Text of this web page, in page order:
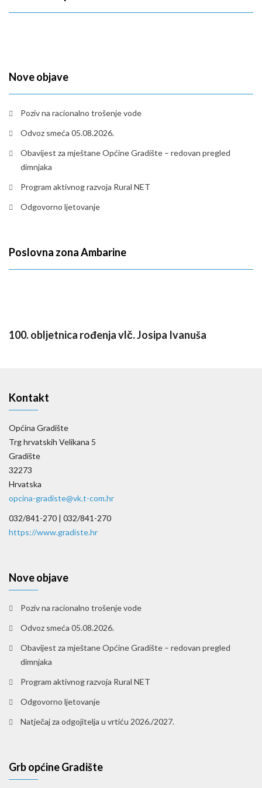
Nove objave
Poziv na racionalno trošenje vode
Odvoz smeća 05.08.2026.
Obavijest za mještane Općine Gradište – redovan pregled
dimnjaka
Program aktivnog razvoja Rural NET
Odgovorno ljetovanje
Poslovna zona Ambarine
100. obljetnica rođenja vlč. Josipa Ivanuša
Kontakt
Općina Gradište
Trg hrvatskih Velikana 5
Gradište
32273
Hrvatska
opcina-gradiste@vk.t-com.hr
032/841-270 | 032/841-270
https://www.gradiste.hr
Nove objave
Poziv na racionalno trošenje vode
Odvoz smeća 05.08.2026.
Obavijest za mještane Općine Gradište – redovan pregled
dimnjaka
Program aktivnog razvoja Rural NET
Odgovorno ljetovanje
Natječaj za odgojitelja u vrtiću 2026./2027.
Grb općine Gradište